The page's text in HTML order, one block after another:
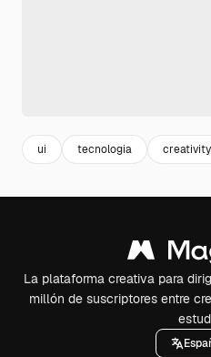
ui tecnologia creativity
La plataforma creativa para
millón de suscriptores entre